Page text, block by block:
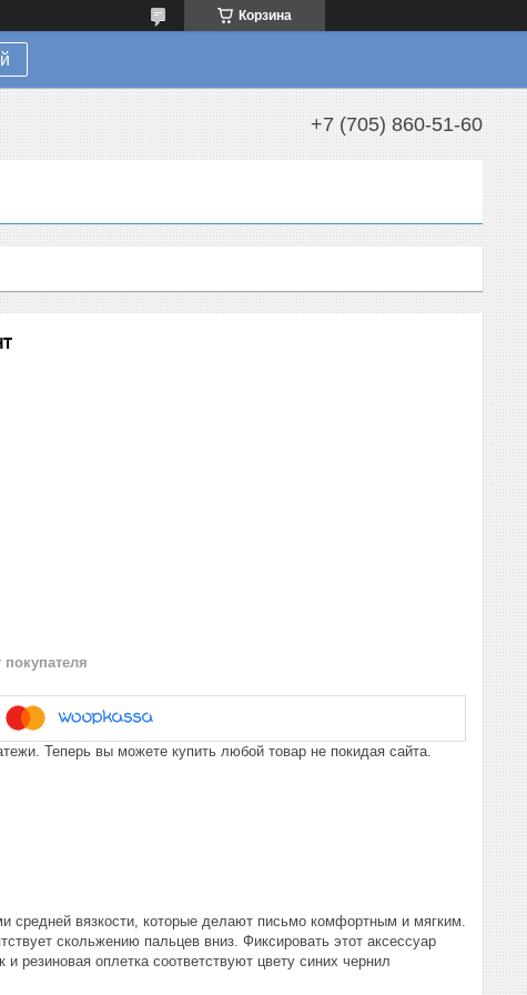
Корзина
+7 (705) 860-51-60
покупателя
Теперь вы можете купить любой товар не покидая сайта.
средней вязкости, которые делают письмо комфортным и мягким.
скольжению пальцев вниз. Фиксировать этот аксессуар
резиновая оплетка соответствуют цвету синих чернил